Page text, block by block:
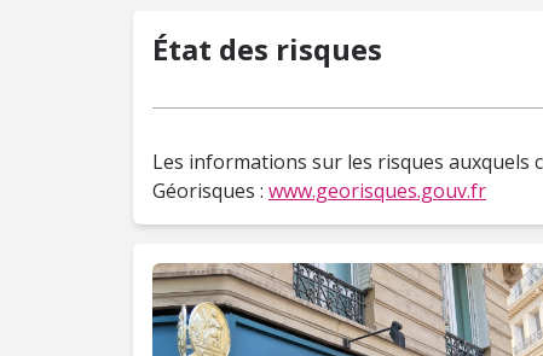
État des risques
Les informations sur les risques auxquels
Géorisques : www.georisques.gouv.fr